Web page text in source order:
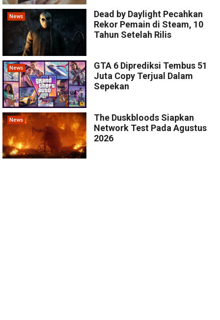
News
Dead by Daylight Pecahkan
Rekor Pemain di Steam, 10
Tahun Setelah Rilis
News
GTA 6 Diprediksi Tembus 51
Juta Copy Terjual Dalam
Sepekan
News
The Duskbloods Siapkan
Network Test Pada Agustus
2026